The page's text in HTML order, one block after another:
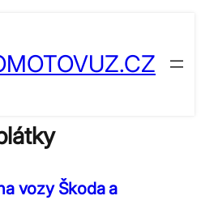
vozy Škoda a